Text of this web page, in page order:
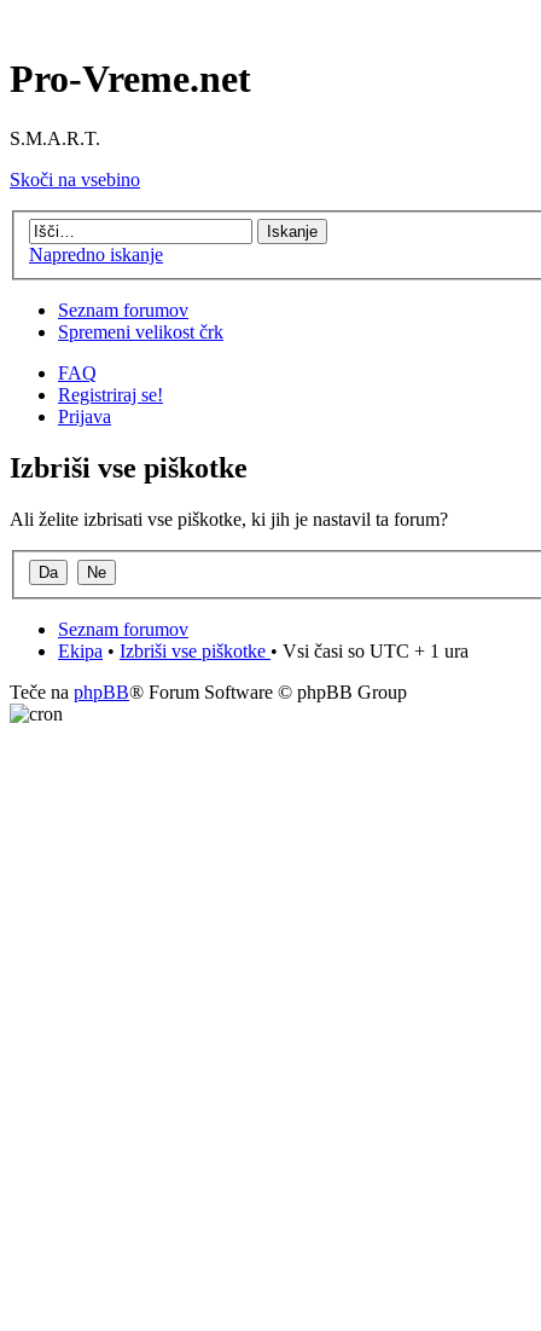
Pro-Vreme.net
S.M.A.R.T.
Skoči na vsebino
Napredno iskanje
Seznam forumov
Spremeni velikost črk
FAQ
Registriraj se!
Prijava
Izbriši vse piškotke
Ali želite izbrisati vse piškotke, ki jih je nastavil ta forum?
Seznam forumov
Ekipa • Izbriši vse piškotke • Vsi časi so UTC + 1 ura
Teče na phpBB® Forum Software © phpBB Group